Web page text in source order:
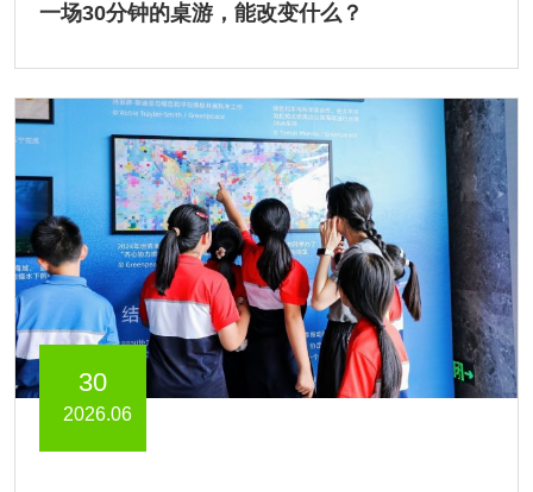
一场30分钟的桌游，能改变什么？
30
2026.06